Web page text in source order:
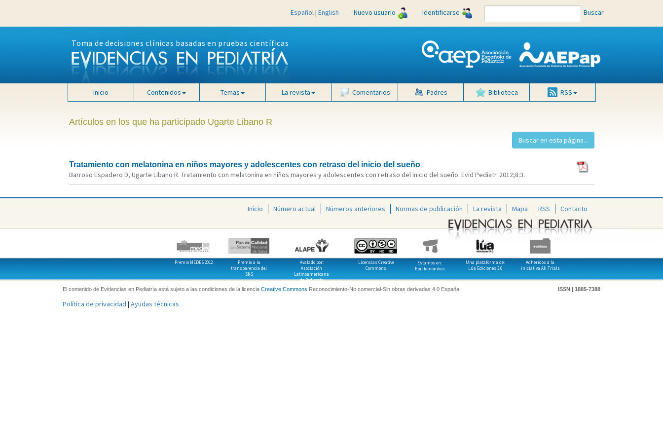
Español| English Nuevo usuario Identificarse Buscar
Toma de decisiones clínicas basadas en pruebas científicas
Inicio Contenidos Temas La revista Comentarios Padres Biblioteca RSS
Artículos en los que ha participado Ugarte Libano R
Tratamiento con melatonina en niños mayores y adolescentes con retraso del inicio del sueño
Barroso Espadero D, Ugarte Libano R. Tratamiento con melatonina en niños mayores y adolescentes con retraso del inicio del sueño. Evid Pediatr. 2012;8:3.
Inicio Número actual Números anteriores Normas de publicación La revista Mapa RSS Contacto
Premio MEDES 2012
Premio a la
transparencia del
SNS
Avalado por:
Asociación
Latinoamericana
de Pediatría
Licencias Creative
Commons
Estamos en:
Epistemonikos
Una plataforma de:
Lúa Ediciones 3.0
Adheridos a la
iniciativa All Trials
El contenido de Evidencias en Pediatría está sujeto a las condiciones de la licencia Creative Commons Reconocimiento-No comercial-Sin obras derivadas 4.0 España ISSN | 1885-7388
Política de privacidad | Ayudas técnicas